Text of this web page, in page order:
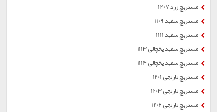
مستربچ زرد 1207
مستربچ سفید 1109
مستربچ سفید 1111
مستربچ سفید یخچالی 1113
مستربچ سفید یخچالی 1114
مستربچ نارنجی 1201
مستربچ نارنجی 1203
مستربچ نارنجی 1206